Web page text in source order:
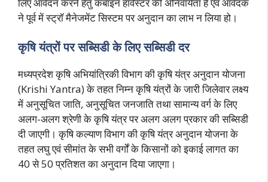
ने पूर्व में स्ट्रॉ मैनेजमेंट सिस्टम पर अनुदान का लाभ न लिया हो।
कृषि यंत्रों पर सब्सिडी के लिए सब्सिडी दर
मध्यप्रदेश कृषि अभियांत्रिकी विभाग की कृषि यंत्र अनुदान योजना
(Krishi Yantra) के तहत निम्न कृषि यंत्रों के जारी जिलेवार लक्ष्य
में अनुसूचित जाति, अनुसूचित जनजाति तथा सामान्य वर्ग के लिए
अलग-अलग श्रेणी के कृषि यंत्र पर अलग अलग प्रकार की सब्सिडी
दी जाएगी। कृषि कल्याण विभाग की कृषि यंत्र अनुदान योजना के
तहत लघु एवं सीमांत के सभी वर्गों के किसानों को इकाई लागत का
40 से 50 प्रतिशत का अनुदान दिया जाएगा।